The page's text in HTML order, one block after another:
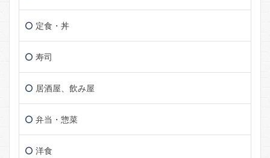
定食・丼
寿司
居酒屋、飲み屋
弁当・惣菜
洋食